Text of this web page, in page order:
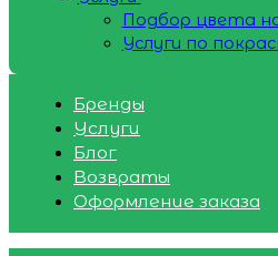
Подбор цвета
Услуги по
Бренды
Услуги
Блог
Возвраты
Оформление заказа